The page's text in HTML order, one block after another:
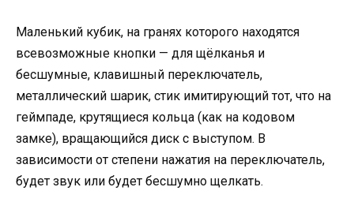
Маленький кубик, на гранях которого находятся
всевозможные кнопки — для щёлканья и
бесшумные, клавишный переключатель,
металлический шарик, стик имитирующий тот, что на
геймпаде, крутящиеся кольца (как на кодовом
замке), вращающийся диск с выступом. В
зависимости от степени нажатия на переключатель,
будет звук или будет бесшумно щелкать.